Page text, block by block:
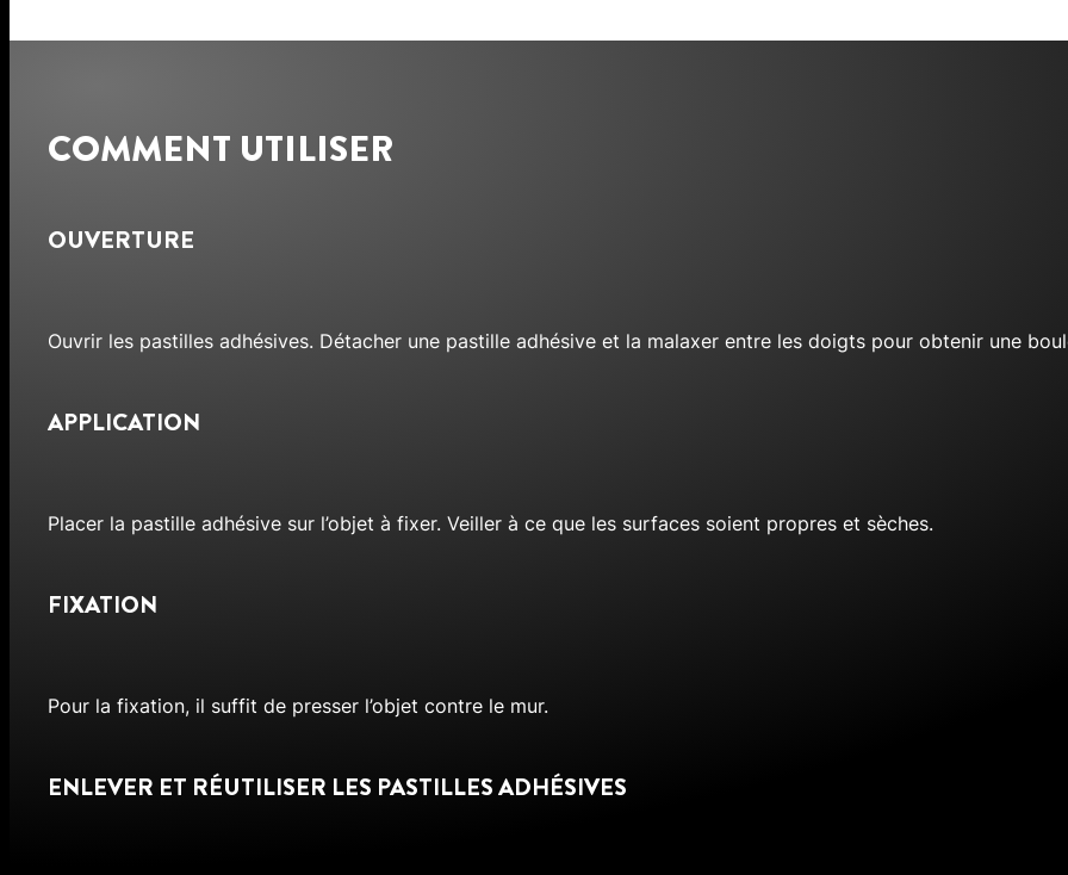
COMMENT UTILISER
OUVERTURE
Ouvrir les pastilles adhésives. Détacher une pastille adhésive et la malaxer entre les doigts pour obtenir une
APPLICATION
Placer la pastille adhésive sur l’objet à fixer. Veiller à ce que les surfaces soient propres et sèches.
FIXATION
Pour la fixation, il suffit de presser l’objet contre le mur.
ENLEVER ET RÉUTILISER LES PASTILLES ADHÉSIVES